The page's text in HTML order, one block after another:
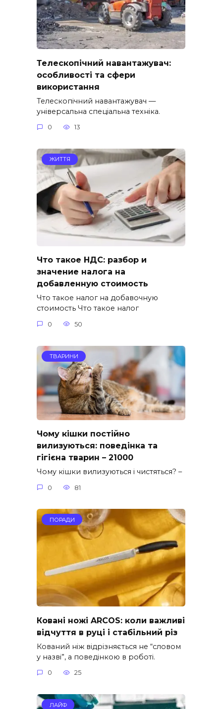
Телескопічний навантажувач:
особливості та сфери
використання
Телескопічний навантажувач —
універсальна спеціальна техніка.
0 13
ЖИТТЯ
Что такое НДС: разбор и
значение налога на
добавленную стоимость
Что такое налог на добавочную
стоимость Что такое налог
0 50
ТВАРИНИ
Чому кішки постійно
вилизуються: поведінка та
гігієна тварин – 21000
Чому кішки вилизуються і чистяться? –
0 81
ПОРАДИ
Ковані ножі ARCOS: коли важливі
відчуття в руці і стабільний різ
Кований ніж відрізняється не “словом
у назві”, а поведінкою в роботі.
0 25
ЛАЙФ